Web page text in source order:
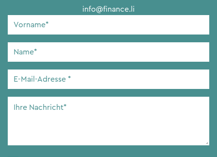
info@finance.li
Vorname
Name
E-
Adresse*